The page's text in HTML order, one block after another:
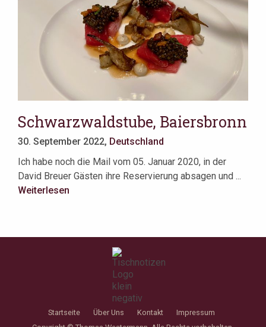
Schwarzwaldstube, Baiersbronn
30. September 2022, Deutschland
Ich habe noch die Mail vom 05. Januar 2020, in der
David Breuer Gästen ihre Reservierung absagen und ...
Weiterlesen
Startseite Über Uns Kontakt
Impressum